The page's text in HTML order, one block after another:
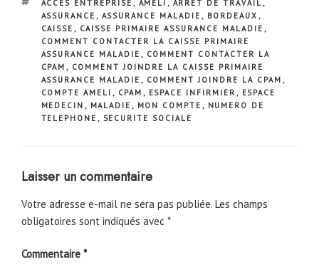
ÉTIQUETTES
ACCES ENTREPRISE , AMELI , ARRET DE TRAVAIL ,
ASSURANCE , ASSURANCE MALADIE , BORDEAUX ,
CAISSE , CAISSE PRIMAIRE ASSURANCE MALADIE ,
COMMENT CONTACTER LA CAISSE PRIMAIRE
ASSURANCE MALADIE , COMMENT CONTACTER LA
CPAM , COMMENT JOINDRE LA CAISSE PRIMAIRE
ASSURANCE MALADIE , COMMENT JOINDRE LA CPAM ,
COMPTE AMELI , CPAM , ESPACE INFIRMIER , ESPACE
MEDECIN , MALADIE , MON COMPTE , NUMERO DE
TELEPHONE , SECURITE SOCIALE
Laisser un commentaire
Votre adresse e-mail ne sera pas publiée. Les champs
obligatoires sont indiqués avec *
Commentaire *